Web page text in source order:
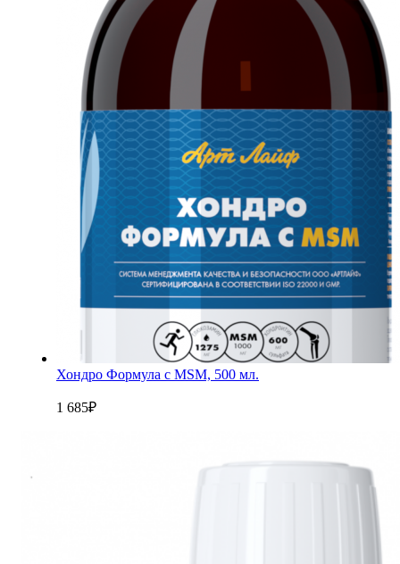
Хондро Формула с MSM, 500 мл.
1 685₽